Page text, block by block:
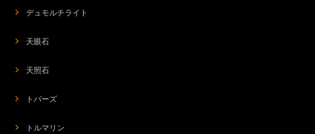
デュモルチライト
天眼石
天照石
トパーズ
トルマリン